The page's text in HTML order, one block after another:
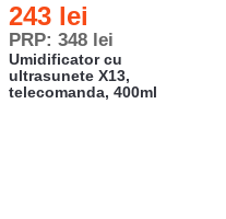
243 lei
PRP: 348 lei
Umidificator cu
ultrasunete X13,
telecomanda, 400ml